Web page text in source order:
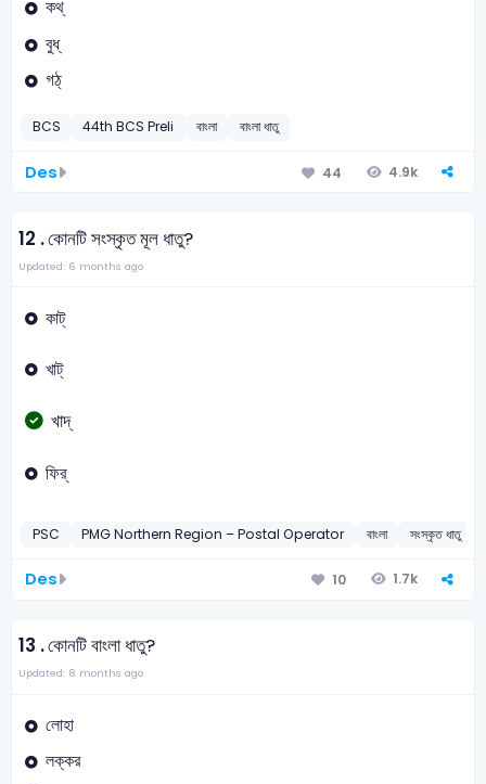
কথ্
বুধ্
গঠ্
BCS 44th BCS Preli বাংলা বাংলা ধাতু
Des 44 4.9k
12 .কোনটি সংস্কৃত মূল ধাতু?
Updated: 6 months ago
কাট্
খাট্
খাদ্
ফির্
PSC PMG Northern Region – Postal Operator বাংলা সংস্কৃত ধাতু
Des 10 1.7k
13 .কোনটি বাংলা ধাতু?
Updated: 8 months ago
লোহা
লক্কর